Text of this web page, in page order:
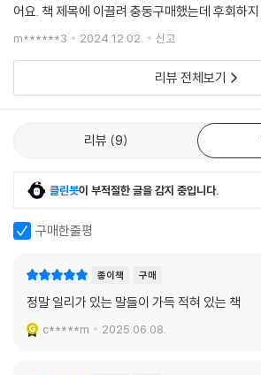
“‘진짜 나’를 찾고 싶다면 자신에게 공감하라”
타인이 만든 ‘왜곡된 자아상’을 부수고 스스로
이 책에 담긴 서로 다른 사연의 주인공들은 ‘본연
공통적으로 가지고 있다. 과거 일에 대한 죄책감
자기 모습이라고 여겨온 사람 등 이 책의 사연들
을 자신의 신념으로 잘못 받아들인 경우가 대부
뿐, 우리는 사연 속 특정 지점에 자기 모습을 비추
신을 조금씩은 착각하고 있기 때문이다.
이 책은 과거의 경험이나 누군가와의 관계, 타인
기억이나 트라우마, 부모의 억압, 남편의 가스라
게 만드는 요인을 인식하는 것이 중요하다. 그다음
나’에 대한 말들을 비판적으로 분석·점검해야 한
어요. 책 제목에 이끌려 충동구매했는데 후회하
m******3 2024.12.02. 신고
리뷰 전체보기
리뷰 9
클린봇이 부적절한 글을 감지 중입니다.
구매한줄평
종이책 구매
정말 일리가 있는 말들이 가득 적혀 있는 책
c*****m 2025.06.08.